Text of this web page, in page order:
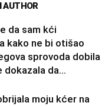
AUTHOR
da sam kći
kako ne bi otišao
sprovoda dobila
dokazala da...
moju kćer na